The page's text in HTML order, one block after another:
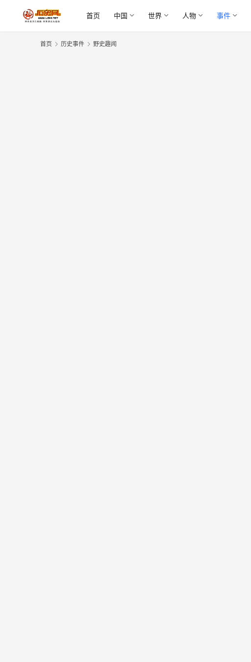
首页 中国 世界 人物 事件
首页 历史事件 野史趣闻